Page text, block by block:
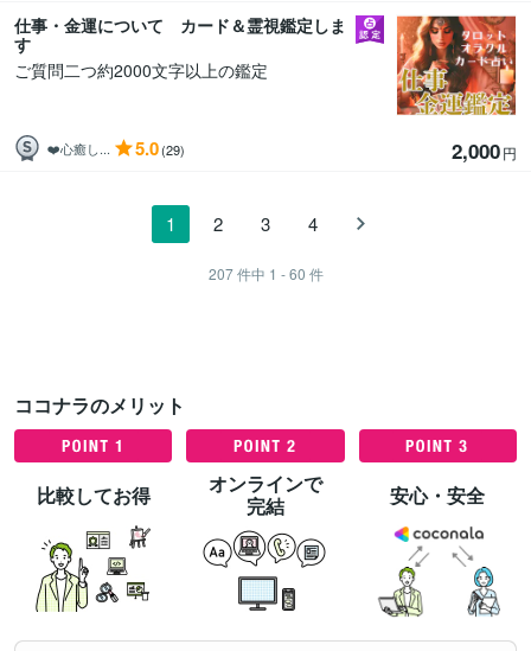
仕事・金運について カード＆霊視鑑定しま
す
ご質問二つ約2000文字以上の鑑定
❤️心癒し... 5.0(29) 2,000円
1 2 3 4
207 件中 1 - 60 件
ココナラのメリット
比較してお得
オンラインで
完結
安心・安全